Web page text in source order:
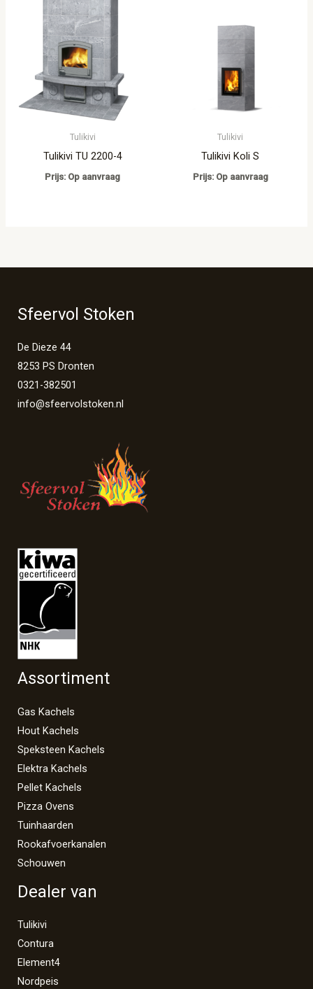
Tulikivi
Tulikivi TU 2200-4
Prijs: Op aanvraag
Tulikivi
Tulikivi Koli S
Prijs: Op aanvraag
Sfeervol Stoken
De Dieze 44
8253 PS Dronten
0321-382501
info@sfeervolstoken.nl
Assortiment
Gas Kachels
Hout Kachels
Speksteen Kachels
Elektra Kachels
Pellet Kachels
Pizza Ovens
Tuinhaarden
Rookafvoerkanalen
Schouwen
Dealer van
Tulikivi
Contura
Element4
Nordpeis